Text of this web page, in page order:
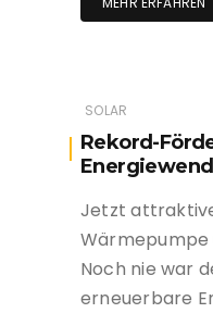
SOLAR
Rekord-
Jetzt
Wärmepumpe
Noch nie war
erneuerbare